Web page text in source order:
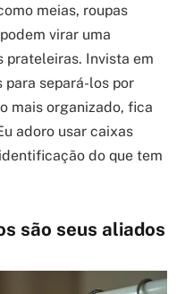
meias, roupas
virar uma
prateleiras. Invista em
para separá-los por
mais organizado, fica
adoro usar caixas
do que tem
são seus aliados